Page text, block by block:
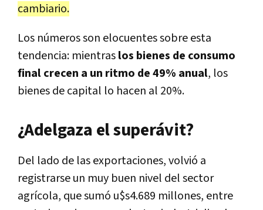
cambiario.
Los números son elocuentes sobre esta
tendencia: mientraslos bienes de consumo
final crecen a un ritmo de 49% anual, los
bienes de capital lo hacen al 20%.
¿Adelgaza el superávit?
Del lado de las exportaciones, volvió a
registrarse un muy buen nivel del sector
agrícola, que sumó u$s4.689 millones, entre